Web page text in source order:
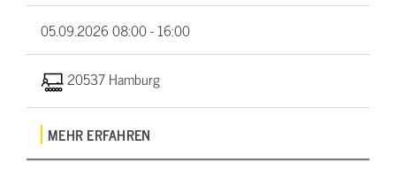
05.09.202608:00 - 16:00
20537 Hamburg
MEHR ERFAHREN